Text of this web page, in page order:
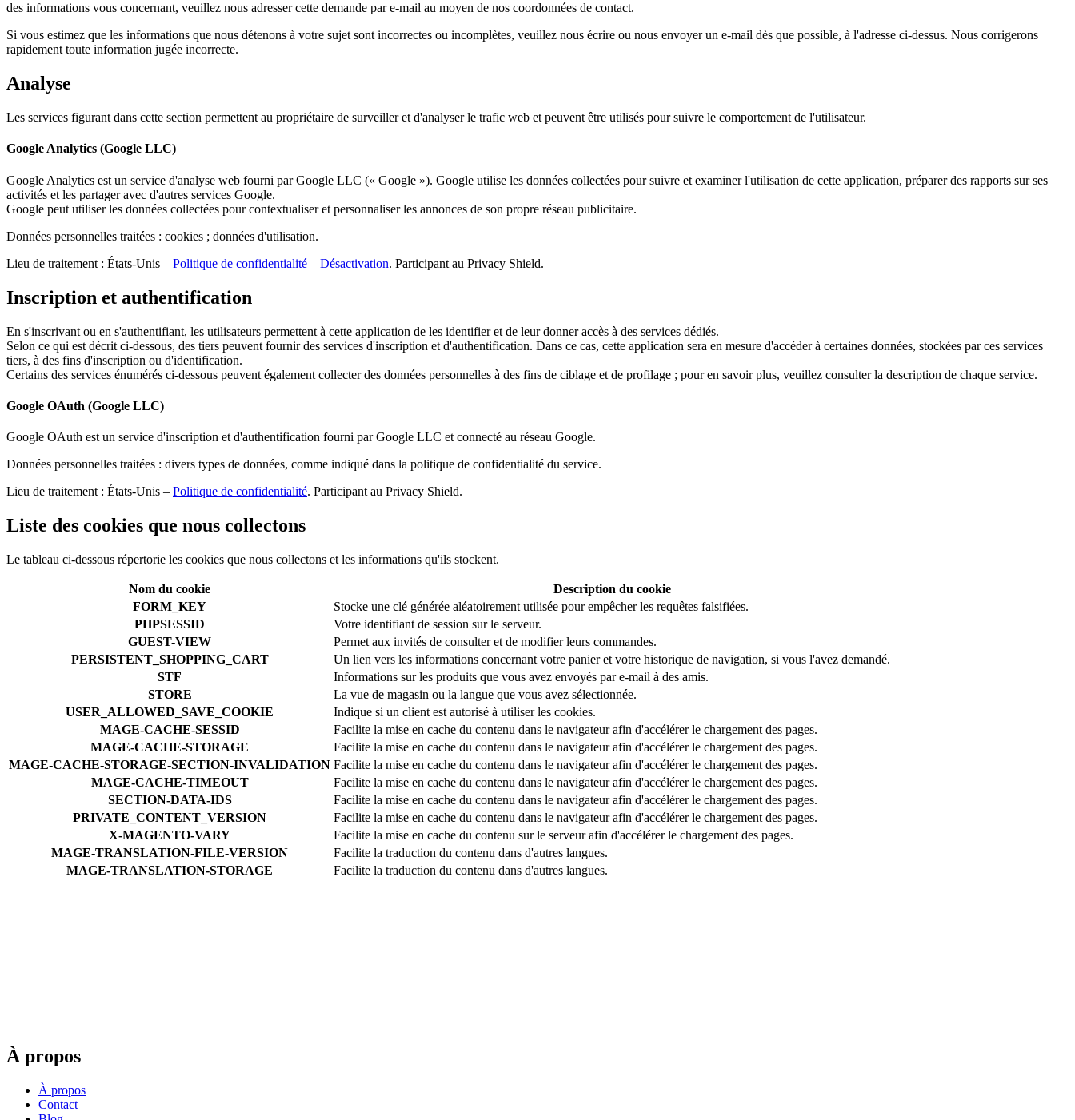
des informations vous concernant, veuillez nous adresser cette demande par e-mail au moyen de nos coordonnées de contact.
Si vous estimez que les informations que nous détenons à votre sujet sont incorrectes ou incomplètes, veuillez nous écrire ou nous envoyer un e-mail dès que possible, à l'adresse ci-dessus. Nous corrigerons
rapidement toute information jugée incorrecte.
Analyse
Les services figurant dans cette section permettent au propriétaire de surveiller et d'analyser le trafic web et peuvent être utilisés pour suivre le comportement de l'utilisateur.
Google Analytics (Google LLC)
Google Analytics est un service d'analyse web fourni par Google LLC (« Google »). Google utilise les données collectées pour suivre et examiner l'utilisation de cette application, préparer des rapports sur ses
activités et les partager avec d'autres services Google.
Google peut utiliser les données collectées pour contextualiser et personnaliser les annonces de son propre réseau publicitaire.
Données personnelles traitées : cookies ; données d'utilisation.
Lieu de traitement : États-Unis – Politique de confidentialité – Désactivation. Participant au Privacy Shield.
Inscription et authentification
En s'inscrivant ou en s'authentifiant, les utilisateurs permettent à cette application de les identifier et de leur donner accès à des services dédiés.
Selon ce qui est décrit ci-dessous, des tiers peuvent fournir des services d'inscription et d'authentification. Dans ce cas, cette application sera en mesure d'accéder à certaines données, stockées par ces services
tiers, à des fins d'inscription ou d'identification.
Certains des services énumérés ci-dessous peuvent également collecter des données personnelles à des fins de ciblage et de profilage ; pour en savoir plus, veuillez consulter la description de chaque service.
Google OAuth (Google LLC)
Google OAuth est un service d'inscription et d'authentification fourni par Google LLC et connecté au réseau Google.
Données personnelles traitées : divers types de données, comme indiqué dans la politique de confidentialité du service.
Lieu de traitement : États-Unis – Politique de confidentialité. Participant au Privacy Shield.
Liste des cookies que nous collectons
Le tableau ci-dessous répertorie les cookies que nous collectons et les informations qu'ils stockent.
Nom du cookie
Description du cookie
FORM_KEY
Stocke une clé générée aléatoirement utilisée pour empêcher les requêtes falsifiées.
PHPSESSID
Votre identifiant de session sur le serveur.
GUEST-VIEW
Permet aux invités de consulter et de modifier leurs commandes.
PERSISTENT_SHOPPING_CART
Un lien vers les informations concernant votre panier et votre historique de navigation, si vous l'avez demandé.
STF
Informations sur les produits que vous avez envoyés par e-mail à des amis.
STORE
La vue de magasin ou la langue que vous avez sélectionnée.
USER_ALLOWED_SAVE_COOKIE
Indique si un client est autorisé à utiliser les cookies.
MAGE-CACHE-SESSID
Facilite la mise en cache du contenu dans le navigateur afin d'accélérer le chargement des pages.
MAGE-CACHE-STORAGE
Facilite la mise en cache du contenu dans le navigateur afin d'accélérer le chargement des pages.
MAGE-CACHE-STORAGE-SECTION-INVALIDATION Facilite la mise en cache du contenu dans le navigateur afin d'accélérer le chargement des pages.
MAGE-CACHE-TIMEOUT
Facilite la mise en cache du contenu dans le navigateur afin d'accélérer le chargement des pages.
SECTION-DATA-IDS
Facilite la mise en cache du contenu dans le navigateur afin d'accélérer le chargement des pages.
PRIVATE_CONTENT_VERSION
Facilite la mise en cache du contenu dans le navigateur afin d'accélérer le chargement des pages.
X-MAGENTO-VARY
Facilite la mise en cache du contenu sur le serveur afin d'accélérer le chargement des pages.
MAGE-TRANSLATION-FILE-VERSION
Facilite la traduction du contenu dans d'autres langues.
MAGE-TRANSLATION-STORAGE
Facilite la traduction du contenu dans d'autres langues.
À propos
À propos
Contact